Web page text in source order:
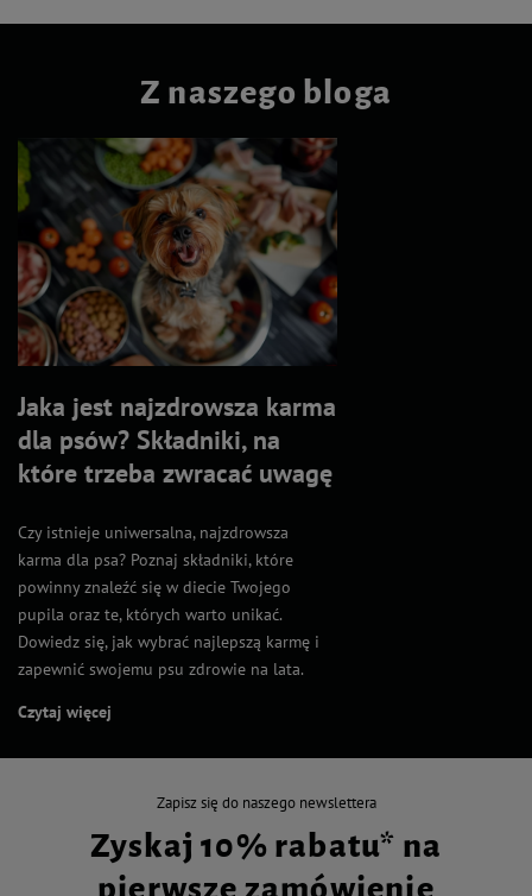
Z naszego bloga
Jaka jest najzdrowsza karma
dla psów? Składniki, na
które trzeba zwracać uwagę
Czy istnieje uniwersalna, najzdrowsza
karma dla psa? Poznaj składniki, które
powinny znaleźć się w diecie Twojego
pupila oraz te, których warto unikać.
Dowiedz się, jak wybrać najlepszą karmę i
zapewnić swojemu psu zdrowie na lata.
Czytaj więcej
Zapisz się do naszego newslettera
Zyskaj 10% rabatu* na
pierwsze zamówienie